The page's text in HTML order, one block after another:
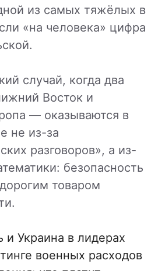
из самых тяжёлых в
«на человека» цифра
случай, когда два
Восток и
— оказываются в
не из-за
разговоров», а из-
безопасность
товаром
и Украина в лидерах
военных расходов